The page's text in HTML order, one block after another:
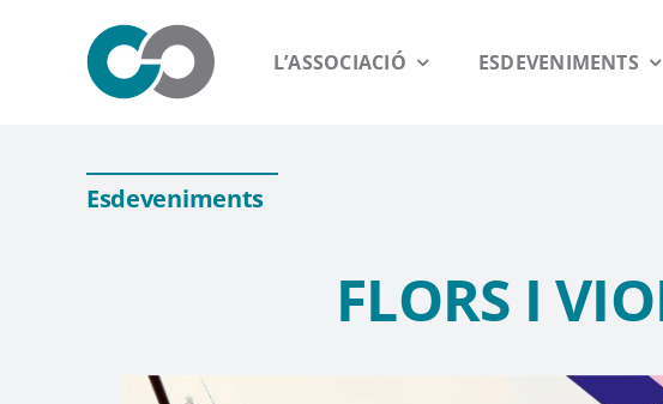
contenido
L’ASSOCIACIÓ ESDEVENIMENTS
Esdeveniments
FLORS I